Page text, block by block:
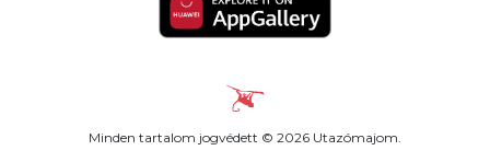
Minden tartalom jogvédett © 2026 Utazómajom.